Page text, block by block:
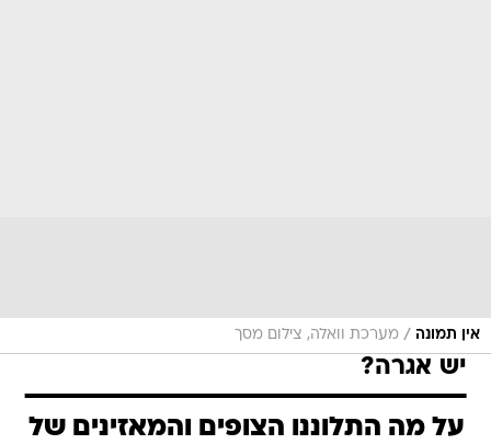
אין תמונה / מערכת וואלה, צילום מסך
יש אגרה?
על מה התלוננו הצופים והמאזינים של